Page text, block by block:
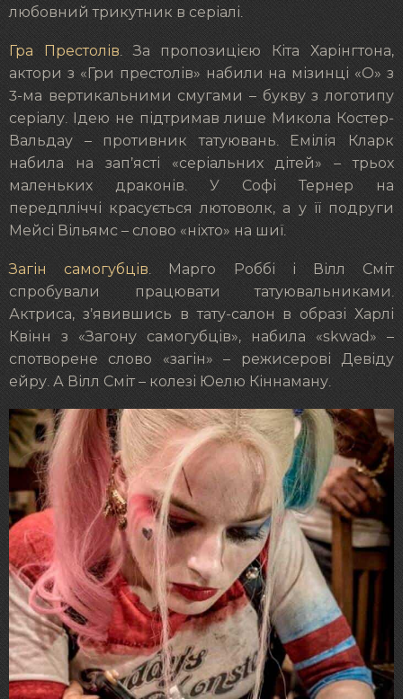
любовний трикутник в серіалі.
Гра Престолів . За пропозицією Кіта Харінгтона,
актори з «Гри престолів» набили на мізинці «О» з
3-ма вертикальними смугами – букву з логотипу
серіалу. Ідею не підтримав лише Микола Костер-
Вальдау – противник татуювань. Емілія Кларк
набила на зап’ясті «серіальних дітей» – трьох
маленьких драконів. У Софі Тернер на
передпліччі красується лютоволк, а у її подруги
Мейсі Вільямс – слово «ніхто» на шиї.
Загін самогубців . Марго Роббі і Вілл Сміт
спробували працювати татуювальниками.
Актриса, з’явившись в тату-салон в образі Харлі
Квінн з «Загону самогубців», набила «skwad» –
спотворене слово «загін» – режисерові Девіду
ейру. А Вілл Сміт – колезі Юелю Кіннаману.